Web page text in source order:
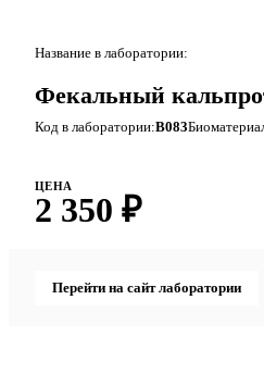
Название в лаборатории:
Фекальный
Код в лаборатории:B083
ЦЕНА
2 350 ₽
Перейти на сайт лаборатории